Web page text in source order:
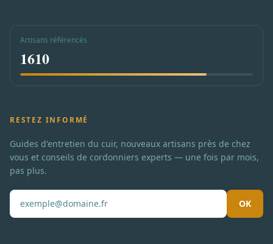
Artisans référencés
1610
RESTEZ INFORMÉ
Guides d'entretien du cuir, nouveaux artisans près de chez
vous et conseils de cordonniers experts — une fois par mois,
pas plus.
OK